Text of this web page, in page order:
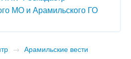
МО и Арамильского ГО
→ Арамильские вести